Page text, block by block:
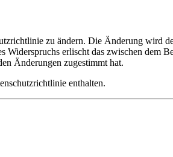
zu ändern. Die Änderung wird
erlischt das zwischen dem
Änderungen zugestimmt hat.
enthalten.